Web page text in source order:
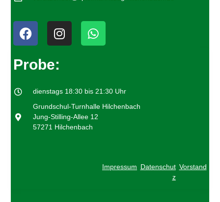
Probe:
dienstags 18:30 bis 21:30 Uhr
Grundschul-Turnhalle Hilchenbach
Jung-Stilling-Allee 12
57271 Hilchenbach
Impressum Datenschut
z
Vorstand